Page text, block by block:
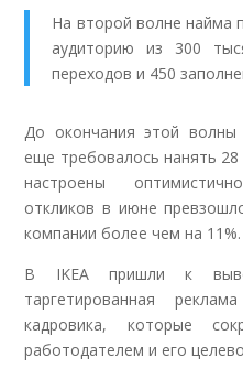
На второй волне найма
аудиторию из 300
переходов и 450
До окончания этой волны
еще требовалось нанять
настроены
откликов в июне
компании более чем на 11%.
В IKEA пришли к
таргетированная
кадровика, которые
работодателем и его